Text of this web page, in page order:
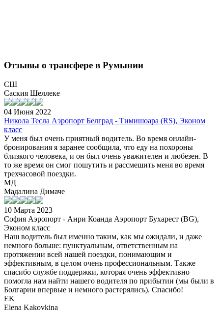
Отзывы о трансфере в Румынии
СШ
Саския Шеллеке
04 Июня 2022
Никола Тесла Аэропорт Белград - Тимишоара (RS), Эконом
класс
У меня был очень приятный водитель. Во время онлайн-
бронирования я заранее сообщила, что еду на похороны
близкого человека, и он был очень уважителен и любезен. В
то же время он смог пошутить и рассмешить меня во время
трехчасовой поездки.
МД
Мадалина Димаче
10 Марта 2023
София Аэропорт - Анри Коанда Аэропорт Бухарест (BG),
Эконом класс
Наш водитель был именно таким, как мы ожидали, и даже
немного больше: пунктуальным, ответственным на
протяжении всей нашей поездки, понимающим и
эффективным, в целом очень профессиональным. Также
спасибо службе поддержки, которая очень эффективно
помогла нам найти нашего водителя по прибытии (мы были в
Болгарии впервые и немного растерялись). Спасибо!
EK
Elena Kakovkina